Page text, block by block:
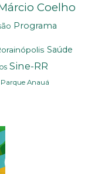
Coelho
Programa
Saúde
Sine-RR
Parque Anauá